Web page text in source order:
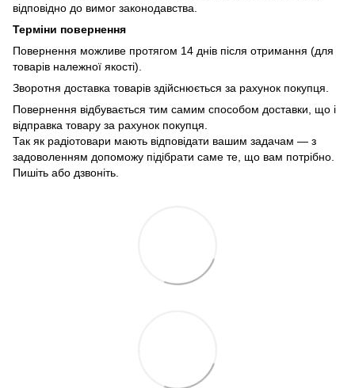
відповідно до вимог законодавства.
Терміни повернення
Повернення можливе протягом 14 днів після отримання (для
товарів належної якості).
Зворотня доставка товарів здійснюється за рахунок покупця.
Повернення відбувається тим самим способом доставки, що і
відправка товару за рахунок покупця.
Так як радіотовари мають відповідати вашим задачам — з
задоволенням допоможу підібрати саме те, що вам потрібно.
Пишіть або дзвоніть.